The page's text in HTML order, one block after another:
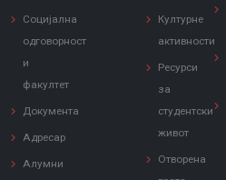
Социјална
одговорност
и
факултет
Документа
Адресар
Алумни
Културне
активности
Ресурси
за
студентски
живот
Отворена